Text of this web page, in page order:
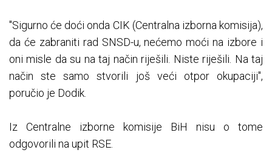
"Sigurno će doći onda CIK (Centralna izborna komisija),
da će zabraniti rad SNSD-u, nećemo moći na izbore i
oni misle da su na taj način riješili. Niste riješili. Na taj
način ste samo stvorili još veći otpor okupaciji",
poručio je Dodik.
Iz Centralne izborne komisije BiH nisu o tome
odgovorili na upit RSE.